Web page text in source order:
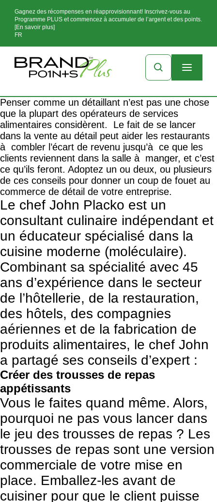
Gagnez des récompenses en réapprovisionnant! Inscrivez-vous au
Programme PLUS et commencez à accumuler de l’argent et des points.
[En savoir plus]
FR
Penser comme un détaillant n’est pas une chose
que la plupart des opérateurs de services
alimentaires considèrent. Le fait de se lancer
dans la vente au détail peut aider les restaurants
à combler l’écart de revenu jusqu’à ce que les
clients reviennent dans la salle à manger, et c’est
ce qu’ils feront. Adoptez un ou deux, ou plusieurs
de ces conseils pour donner un coup de fouet au
commerce de détail de votre entreprise.
Le chef John Placko est un
consultant culinaire indépendant et
un éducateur spécialisé dans la
cuisine moderne (moléculaire).
Combinant sa spécialité avec 45
ans d’expérience dans le secteur
de l’hôtellerie, de la restauration,
des hôtels, des compagnies
aériennes et de la fabrication de
produits alimentaires, le chef John
a partagé ses conseils d’expert :
Créer des trousses de repas
appétissants
Vous le faites quand même. Alors,
pourquoi ne pas vous lancer dans
le jeu des trousses de repas ? Les
trousses de repas sont une version
commerciale de votre mise en
place. Emballez-les avant de
cuisiner pour que le client puisse